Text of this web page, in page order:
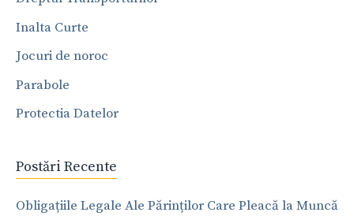
Inalta Curte
Jocuri de noroc
Parabole
Protectia Datelor
Postări Recente
Obligațiile Legale Ale Părinților Care Pleacă la Muncă